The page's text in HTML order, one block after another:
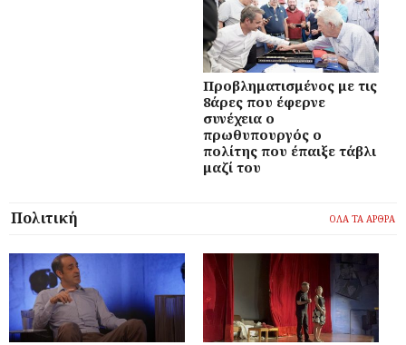
Προβληματισμένος με τις
8άρες που έφερνε
συνέχεια ο
πρωθυπουργός ο
πολίτης που έπαιξε τάβλι
μαζί του
Πολιτική ΟΛΑ ΤΑ ΑΡΘΡΑ